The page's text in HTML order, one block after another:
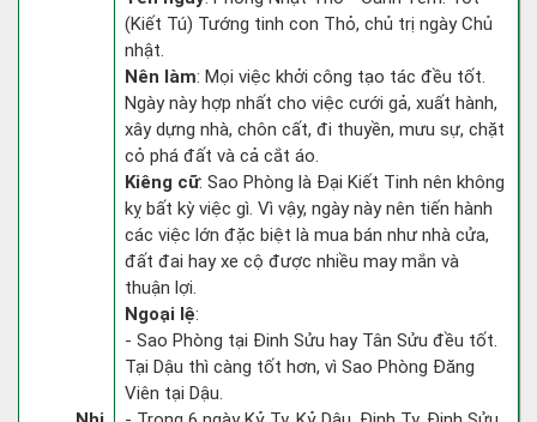
(Kiết Tú) Tướng tinh con Thỏ, chủ trị ngày Chủ
nhật.
Nên làm: Mọi việc khởi công tạo tác đều tốt.
Ngày này hợp nhất cho việc cưới gả, xuất hành,
xây dựng nhà, chôn cất, đi thuyền, mưu sự, chặt
cỏ phá đất và cả cắt áo.
Kiêng cữ: Sao Phòng là Đại Kiết Tinh nên không
kỵ bất kỳ việc gì. Vì vậy, ngày này nên tiến hành
các việc lớn đặc biệt là mua bán như nhà cửa,
đất đai hay xe cộ được nhiều may mắn và
thuận lợi.
Ngoại lệ:
- Sao Phòng tại Đinh Sửu hay Tân Sửu đều tốt.
Tại Dậu thì càng tốt hơn, vì Sao Phòng Đăng
Viên tại Dậu.